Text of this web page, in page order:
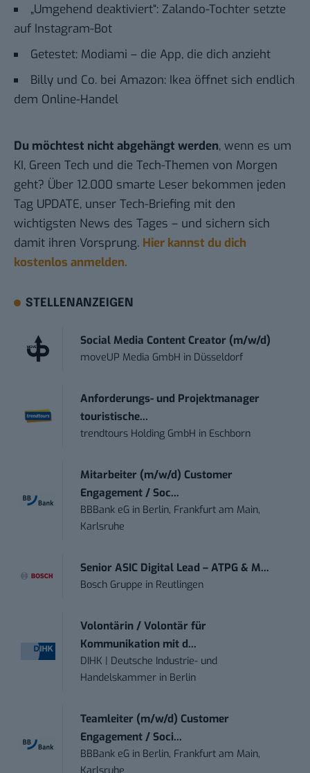
„Umgehend deaktiviert“: Zalando-Tochter setzte
auf Instagram-Bot
Getestet: Modiami – die App, die dich anzieht
Billy und Co. bei Amazon: Ikea öffnet sich endlich
dem Online-Handel
Du möchtest nicht abgehängt werden, wenn es um
KI, Green Tech und die Tech-Themen von Morgen
geht? Über 12.000 smarte Leser bekommen jeden
Tag UPDATE, unser Tech-Briefing mit den
wichtigsten News des Tages – und sichern sich
damit ihren Vorsprung. Hier kannst du dich
kostenlos anmelden.
STELLENANZEIGEN
Social Media Content Creator (m/w/d)
moveUP Media GmbH in Düsseldorf
Anforderungs- und Projektmanager
touristische...
trendtours Holding GmbH in Eschborn
Mitarbeiter (m/w/d) Customer
Engagement / Soc...
BBBank eG in Berlin, Frankfurt am Main,
Karlsruhe
Senior ASIC Digital Lead – ATPG & M...
Bosch Gruppe in Reutlingen
Volontärin / Volontär für
Kommunikation mit d...
DIHK | Deutsche Industrie- und
Handelskammer in Berlin
Teamleiter (m/w/d) Customer
Engagement / Soci...
BBBank eG in Berlin, Frankfurt am Main,